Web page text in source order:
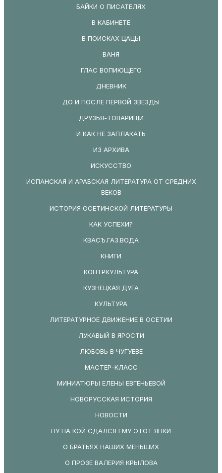
БАЙКИ О ПИСАТЕЛЯХ
В КАБИНЕТЕ
В ПОИСКАХ ЦАЦЫ
ВАНЯ
ГЛАС ВОПИЮЩЕГО
ДНЕВНИК
ДО И ПОСЛЕ ПЕРВОЙ ЗВЕЗДЫ
ДРУЗЬЯ-ТОВАРИЩИ
И КАК НЕ ЗАПЛАКАТЬ
ИЗ АРХИВА
ИСКУССТВО
ИСПАНСКАЯ И АРАБСКАЯ ЛИТЕРАТУРА ОТ СРЕДНИХ
ВЕКОВ
ИСТОРИЯ ОСЕТИНСКОЙ ЛИТЕРАТУРЫ
КАК УСПЕХИ?
КВАСЪ.ГАЗ.ВОДА
КНИГИ
КОНТРКУЛЬТУРА
КУЗНЕЦКАЯ ДУГА
КУЛЬТУРА
ЛИТЕРАТУРНОЕ ДВИЖЕНИЕ В ОСЕТИИ
ЛУКАВЫЙ В ЯРОСТИ
ЛЮБОВЬ В ЧУГУЕВЕ
МАСТЕР-КЛАСС
МИНИАТЮРЫ ЕЛЕНЫ ЕВГЕНЬЕВОЙ
НОВОРУССКАЯ ИСТОРИЯ
НОВОСТИ
НУ НА КОЙ СДАЛСЯ ЕМУ ЭТОТ ЯНКИ
О БРАТЬЯХ НАШИХ МЕНЬШИХ
О ПРОЗЕ ВАЛЕРИЯ КРЫЛОВА